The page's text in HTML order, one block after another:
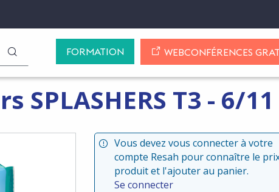
LANCER LA RECHERCHE
FORMATION WEBCONFÉRENCES
SPLASHERS T3 - 6/
Vous devez vous connecter à votre
compte Resah pour connaître le
produit et l'ajouter au panier.
Se connecter